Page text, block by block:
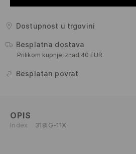
Dostupnost u trgovini
Besplatna dostava
Prilikom kupnje iznad 40 EUR
Besplatan povrat
OPIS
Index 318IG-11X